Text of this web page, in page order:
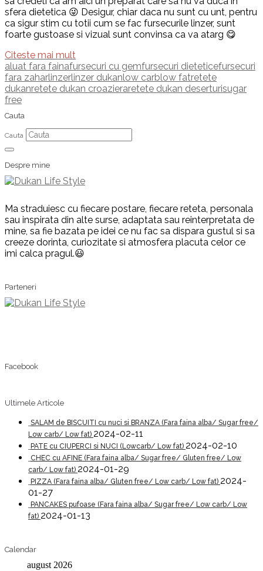
sfera dietetica 😜 Desigur, chiar daca nu sunt cu unt, pentru
ca sigur stim cu totii cum se fac fursecurile linzer, sunt
foarte gustoase si vizual sunt convinsa ca va atarg 😋
Citeste mai mult
aluat fara fainafursecuri cu gemfursecuri dieteticefursecuri
fara zaharlinzerlinzer dukanlow carblow fatretete
dukanretete dukan croazieraretete dukan deserturisugar
free
Cauta
Cauta
Despre mine
Ma straduiesc cu fiecare postare, fiecare reteta, personala
sau inspirata din alte surse, adaptata sau reinterpretata de
mine, sa fie bazata pe idei ce nu fac sa dispara gustul si sa
creeze dorinta, curiozitate si atmosfera placuta celor ce
imi calca pragul.😃
Parteneri
Facebook
Ultimele Articole
SALAM de BISCUITI cu nuci si BRANZA (Fara faina alba/ Sugar free/
Low carb/ Low fat) 2024-02-11
PATE cu CIUPERCI si NUCI (Lowcarb/ Low fat) 2024-02-10
CHEC cu AFINE (Fara faina alba/ Sugar free/ Gluten free/ Low
carb/ Low fat) 2024-01-29
PIZZA (Fara faina alba/ Gluten free/ Low carb/ Low fat) 2024-
01-27
PANCAKES pufoase (Fara faina alba/ Sugar free/ Low carb/ Low
fat) 2024-01-13
Calendar
august 2026